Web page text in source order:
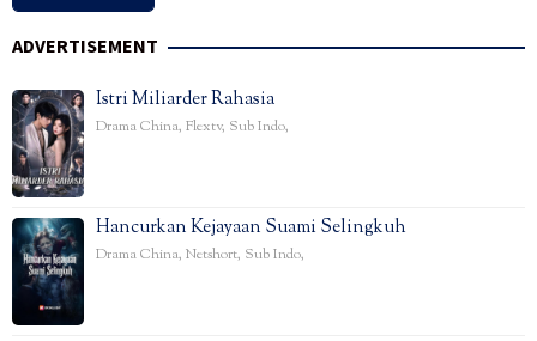
ADVERTISEMENT
Istri Miliarder Rahasia
Drama China, Flextv, Sub Indo,
Hancurkan Kejayaan Suami Selingkuh
Drama China, Netshort, Sub Indo,